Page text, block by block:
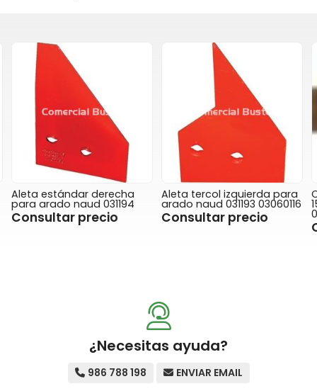
Aleta tercol izquierda para
arado naud 031193 03060116
Consultar precio
Complemento de reja
150x10 arado naud
03040301
Consultar precio
¿Necesitas ayuda?
986 788 198 ENVIAR EMAIL